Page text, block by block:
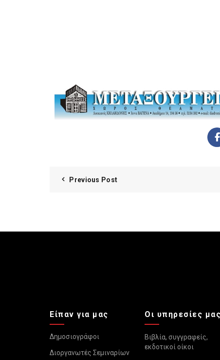
Previous Post
Είπαν για μας
Δημοσιογράφοι
Διοργανωτές Σεμιναρίων
Οι υπηρεσίες μας
Βιβλία, συγγραφείς,
εκδοτικοί οίκοι